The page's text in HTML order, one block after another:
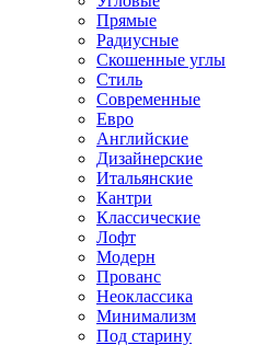
Прямые
Радиусные
Скошенные углы
Стиль
Современные
Евро
Английские
Дизайнерские
Итальянские
Кантри
Классические
Лофт
Модерн
Прованс
Неоклассика
Минимализм
Под старину